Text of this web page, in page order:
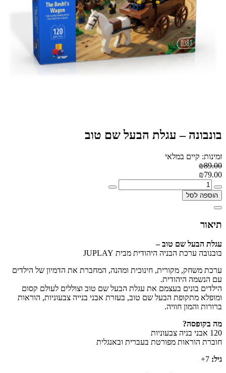
בונבונה – עגלת הבעל שם טוב
זמינות: קיים במלאי
₪89.00
₪79.00
הוספה לסל
תיאור
עגלת הבעל שם טוב –
בובנובה ערכת הבניה היהודית מבית JUPLAY
ערכת משחק, מקורית, חינוכית ומהנה, המחברת את הדמיון של הילדים
עם הנשמה היהודית.
הילדים בונים בעצמם את עגלת הבעל שם טוב וצוללים לעולם קסום
ומופלא מתקופת הבעל שם טוב, בעזרת אבני בנייה צבעוניות, הוראות
ברורות והמון חוויה.
מה בקופסה?
120 אבני בניה צבעוניות
חוברת הוראות מפורטת בעברית ובאנגלית
גיל: